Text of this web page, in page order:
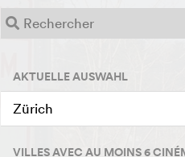
AKTUELLE AUSWAHL
Zürich
VILLES AVEC AU MOINS 6